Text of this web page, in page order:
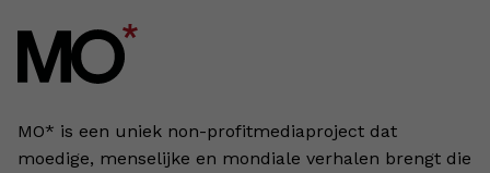
MO* is een uniek non-profitmediaproject dat
moedige, menselijke en mondiale verhalen brengt die